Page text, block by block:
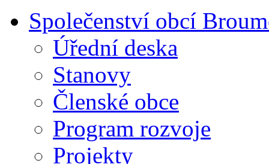
Společenství obcí
Úřední deska
Stanovy
Členské obce
Program rozvoje
Projekty